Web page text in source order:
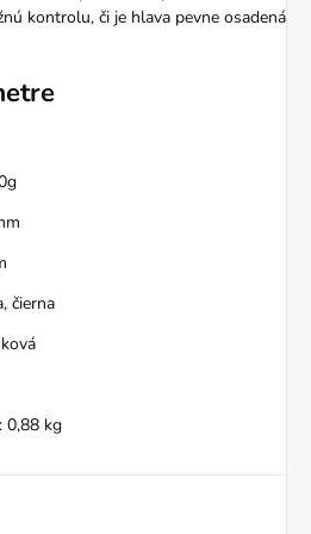
kontrolu, či je hlava pevne osadená
čierna
0,88 kg